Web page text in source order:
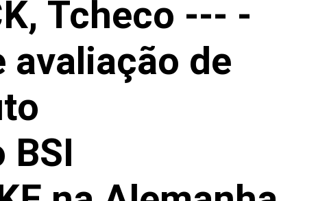
Tcheco --- -
avaliação de